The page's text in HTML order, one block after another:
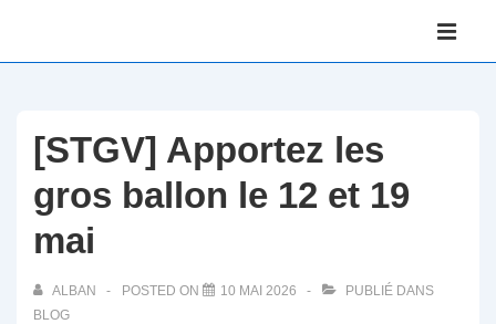
principal
Main
[STGV] Apportez les
gros ballon le 12 et 19
mai
ALBAN POSTED ON 10 MAI 2026
PUBLIÉ DANS
BLOG